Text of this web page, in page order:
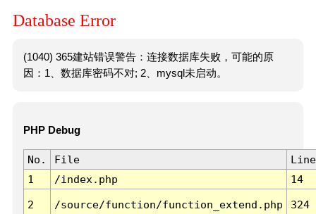
Database Error
(1040) 365建站错误警告：连接数据库失败，可能的原
因：1、数据库密码不对; 2、mysql未启动。
PHP Debug
No. File
Line
1
/index.php 14
2 /source/function/function_extend.php 324